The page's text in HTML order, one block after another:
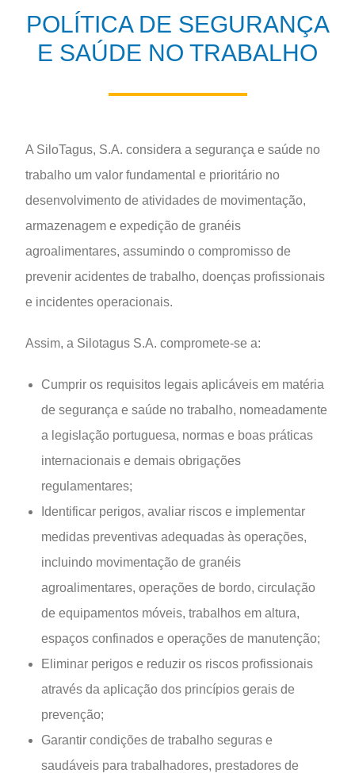
POLÍTICA DE SEGURANÇA
E SAÚDE NO TRABALHO
A SiloTagus, S.A. considera a segurança e saúde no
trabalho um valor fundamental e prioritário no
desenvolvimento de atividades de movimentação,
armazenagem e expedição de granéis
agroalimentares, assumindo o compromisso de
prevenir acidentes de trabalho, doenças profissionais
e incidentes operacionais.
Assim, a Silotagus S.A. compromete-se a:
Cumprir os requisitos legais aplicáveis em matéria
de segurança e saúde no trabalho, nomeadamente
a legislação portuguesa, normas e boas práticas
internacionais e demais obrigações
regulamentares;
Identificar perigos, avaliar riscos e implementar
medidas preventivas adequadas às operações,
incluindo movimentação de granéis
agroalimentares, operações de bordo, circulação
de equipamentos móveis, trabalhos em altura,
espaços confinados e operações de manutenção;
Eliminar perigos e reduzir os riscos profissionais
através da aplicação dos princípios gerais de
prevenção;
Garantir condições de trabalho seguras e
saudáveis para trabalhadores, prestadores de